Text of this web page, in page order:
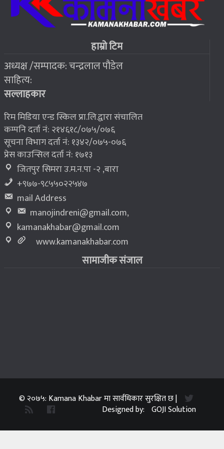
२०७६ बैशाख १३, शुक्रबार
फोरम सुनसरीको अध्यक्षमा खत्वे विजयी
२०७६ बैशाख १३, शुक्रबार
८ भूकम्प पीडितलाई घर निर्माण गर्न लालपुर्जा
हाम्रो टिम
अध्यक्ष /सम्पादक: चन्द्रलाल पौडेल
साहित्य:
सल्लाहकार
रिम मिडिया एन्ड स्किल प्रा.लि.द्वारा संचालित
कम्पनि दर्ता नं: २१४६१८/०७५/०७६
सूचना विभाग दर्ता नं: १३४२/०७५-०७६
प्रेस काउन्सिल दर्ता नं: १७१३
जितपुर सिमरा उ.म.न.पा -२ ,बारा
+९७७-९८५५०२२५४७
mail Address
manojindreni@gmail.com,
kamanakhabar@gmail.com
www.kamanakhabar.com
सामाजीक संजाल
© २०७५: Kamana Khabar मा सार्वधिकार सुरक्षित छ |
Designed by: GOJI Solution